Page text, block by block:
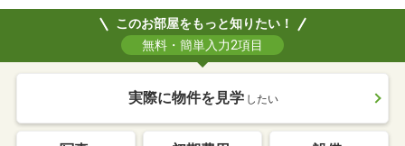
このお部屋をもっと知りたい！
無料・簡単入力2項目
実際に物件を見学 したい